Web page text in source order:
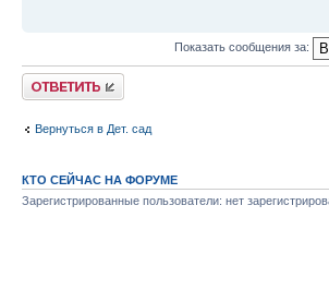
Показать сообщения за:
Комментировать
Вернуться в Дет. сад
КТО СЕЙЧАС НА ФОРУМЕ
Зарегистрированные пользователи: нет